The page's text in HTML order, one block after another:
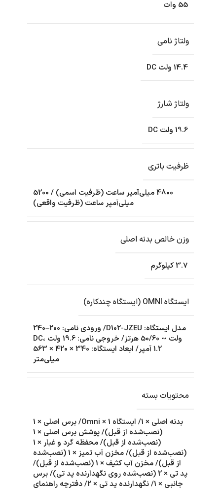
55 وات
ولتاژ نامی
14.4 ولت DC
ولتاژ شارژ
19.6 ولت DC
ظرفیت باتری
4800 میلی‌آمپر ساعت (ظرفیت اسمی) / 5200
میلی‌آمپر ساعت (ظرفیت واقعی)
وزن خالص بدنه اصلی
3.7 کیلوگرم
ایستگاه OMNI (ایستگاه چندکاره)
مدل ایستگاه: D102-JZEU/ ورودی نامی: 200–240
ولت ~ 50/60 هرتز/ خروجی نامی: 19.6 ولت DC،
1.2 آمپر/ ابعاد ایستگاه: 340 × 420 × 563
میلی‌متر
محتویات بسته
بدنه اصلی × 1/ ایستگاه Omni × 1/ برس اصلی × 1
(نصب‌شده از قبل)/ پوشش برس اصلی × 1
(نصب‌شده از قبل)/ محفظه گرد و غبار × 1
(نصب‌شده از قبل)/ مخزن آب تمیز × 1 (نصب‌شده
از قبل)/ مخزن آب کثیف × 1 (نصب‌شده از قبل)/
پد تی × 2 (نصب‌شده روی نگهدارنده پد تی)/ برس
جانبی × 1/ نگهدارنده پد تی × 2/ دفترچه راهنمای